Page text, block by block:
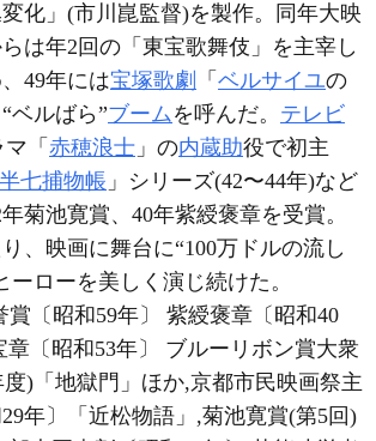
化」(市川崑監督)を製作。同年大映
は年2回の「東宝歌舞伎」を主宰し
49年には宝塚歌劇 「 ベルサイユの
ベルばら”ブームを呼んだ。 テレビ
「 赤穂浪士 」の内蔵助役で初主
半七捕物帳 」シリーズ(42〜44年)など
菊池寛賞、40年紫綬褒章を受賞。
、映画に舞台に“100万ドルの流し
ーローを美しく演じ続けた。
賞〔昭和59年〕 紫綬褒章〔昭和40
〔昭和53年〕 ブルーリボン賞大衆
度)「地獄門」ほか,京都市民映画祭主
年〕「近松物語」,菊池寛賞(第5回)